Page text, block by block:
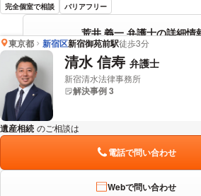
完全個室で相談 バリアフリー
荒井 義一 弁護士の詳細情
東京都 新宿区新宿御苑前駅徒歩3分
清水 信寿 弁護士
新宿清水法律事務所
解決事例 3
遺産相続 のご相談は
電話で問い合わせ
Webで問い合わせ